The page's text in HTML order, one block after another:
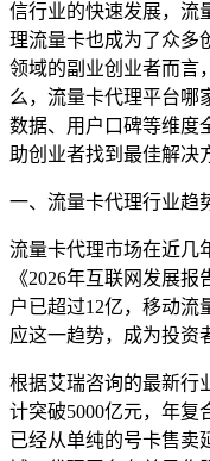
信行业的快速发展，流
理流量卡也成为了众多
领域的副业创业者而言
么，流量卡代理平台哪
数据、用户口碑等维度
助创业者找到最佳解决
一、流量卡代理行业趋
流量卡代理市场在近几
《2026年互联网发展
户已超过12亿，移动流
应这一趋势，成为投资
根据艾瑞咨询的最新行
计突破5000亿元，年复
已经从单纯的号卡售卖